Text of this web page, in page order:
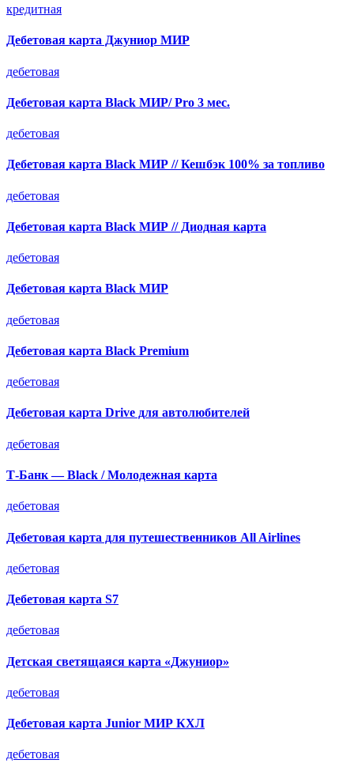
кредитная
Дебетовая карта Джуниор МИР
дебетовая
Дебетовая карта Black МИР/ Pro 3 мес.
дебетовая
Дебетовая карта Black МИР // Кешбэк 100% за топливо
дебетовая
Дебетовая карта Black МИР // Диодная карта
дебетовая
Дебетовая карта Black МИР
дебетовая
Дебетовая карта Black Premium
дебетовая
Дебетовая карта Drive для автолюбителей
дебетовая
Т-Банк — Black / Молодежная карта
дебетовая
Дебетовая карта для путешественников All Airlines
дебетовая
Дебетовая карта S7
дебетовая
Детская светящаяся карта «Джуниор»
дебетовая
Дебетовая карта Junior МИР КХЛ
дебетовая